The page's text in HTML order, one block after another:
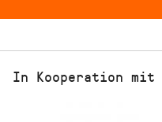
In Kooperation mit